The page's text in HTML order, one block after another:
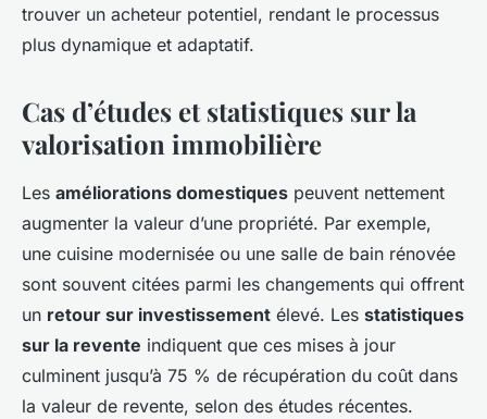
trouver un acheteur potentiel, rendant le processus
plus dynamique et adaptatif.
Cas d’études et statistiques sur la
valorisation immobilière
Les améliorations domestiques peuvent nettement
augmenter la valeur d’une propriété. Par exemple,
une cuisine modernisée ou une salle de bain rénovée
sont souvent citées parmi les changements qui offrent
un retour sur investissement élevé. Les statistiques
sur la revente indiquent que ces mises à jour
culminent jusqu’à 75 % de récupération du coût dans
la valeur de revente, selon des études récentes.